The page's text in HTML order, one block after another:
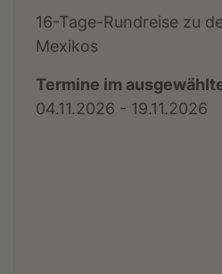
16-Tage-Rundreise zu
Mexikos
Termine im
04.11.2026 - 19.11.2026